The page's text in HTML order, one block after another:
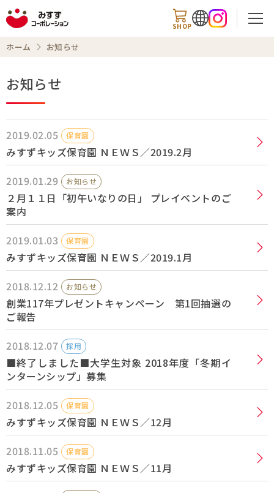
SHOP
商品情報
知る・楽しむ
レシピ
お知らせ
企業情報
採用情報
Q&A
お問い合わせ
ホーム お知らせ
お知らせ
2019.02.05 保育園
みすずキッズ保育園 ＮＥＷＳ／2019.2月
2019.01.29
お知らせ
２月１１日「初午いなりの日」 プレイベントのご
案内
2019.01.03
保育園
みすずキッズ保育園 ＮＥＷＳ／2019.1月
2018.12.12
お知らせ
創業117年プレゼントキャンペーン 第1回抽選の
ご報告
2018.12.07
採用
■終了しました■大学生対象 2018年度「冬期イ
ンターンシップ」募集
2018.12.05
保育園
みすずキッズ保育園 ＮＥＷＳ／12月
2018.11.05
保育園
みすずキッズ保育園 ＮＥＷＳ／11月